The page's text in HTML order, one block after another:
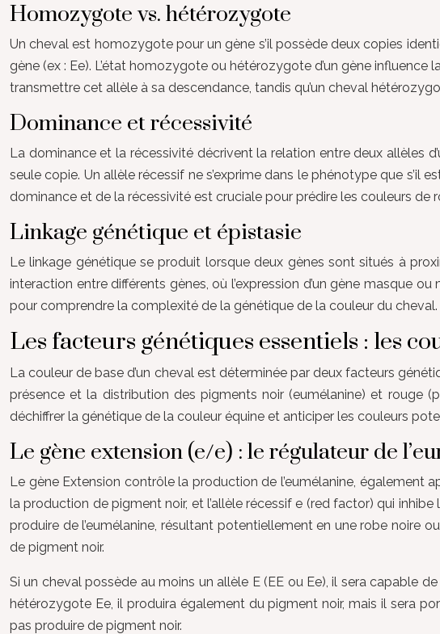
Homozygote vs. hétérozygote
Un cheval est homozygote pour un gène s’il possède deux copies
gène (ex : Ee). L’état homozygote ou hétérozygote d’un gène
transmettre cet allèle à sa descendance, tandis qu’un cheval
Dominance et récessivité
La dominance et la récessivité décrivent la relation entre deux allèles
seule copie. Un allèle récessif ne s’exprime dans le phénotype que
dominance et de la récessivité est cruciale pour prédire les couleurs de
Linkage génétique et épistasie
Le linkage génétique se produit lorsque deux gènes sont situés à
interaction entre différents gènes, où l’expression d’un gène masque
pour comprendre la complexité de la génétique de la couleur du cheval.
Les facteurs génétiques essentiels : les
La couleur de base d’un cheval est déterminée par deux facteurs
présence et la distribution des pigments noir (eumélanine) et rouge
déchiffrer la génétique de la couleur équine et anticiper les couleurs
Le gène extension (e/e) : le régulateur de
Le gène Extension contrôle la production de l’eumélanine, également
la production de pigment noir, et l’allèle récessif e (red factor) qui
produire de l’eumélanine, résultant potentiellement en une robe noire
de pigment noir.
Si un cheval possède au moins un allèle E (EE ou Ee), il sera capable
hétérozygote Ee, il produira également du pigment noir, mais il sera
pas produire de pigment noir.